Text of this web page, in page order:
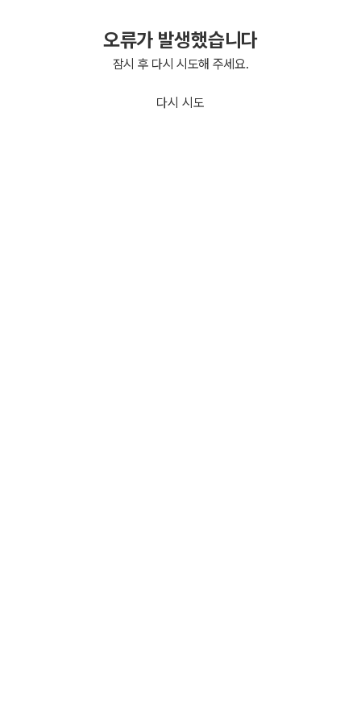
오류가 발생했습니다
잠시 후 다시 시도해 주세요.
다시 시도